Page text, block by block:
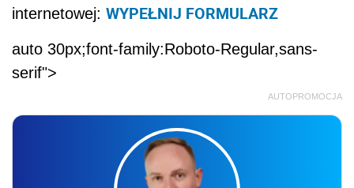
internetowej: WYPEŁNIJ FORMULARZ
auto 30px;font-family:Roboto-Regular,sans-
serif">
AUTOPROMOCJA